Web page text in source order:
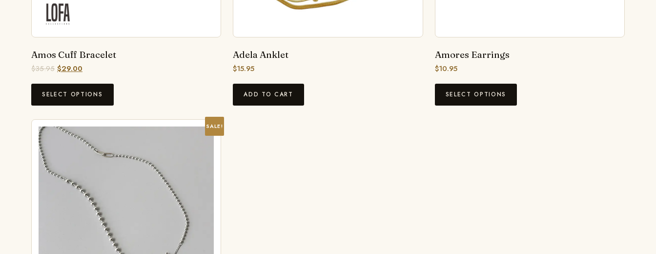
Amos Cuff Bracelet
$35.95 $29.00
SELECT OPTIONS
Adela Anklet
$15.95
ADD TO CART
Amores Earrings
$10.95
SELECT OPTIONS
SALE!